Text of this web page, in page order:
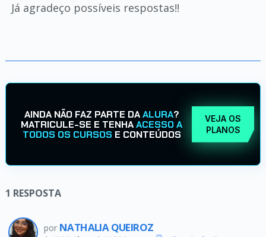
Já agradeço possíveis respostas!!
AINDA NÃO FAZ PARTE DAALURA?
MATRICULE-SE E TENHAACESSO A
TODOS OS CURSOS E CONTEÚDOS
VEJA OS
PLANOS
1 RESPOSTA
por NATHALIA QUEIROZ